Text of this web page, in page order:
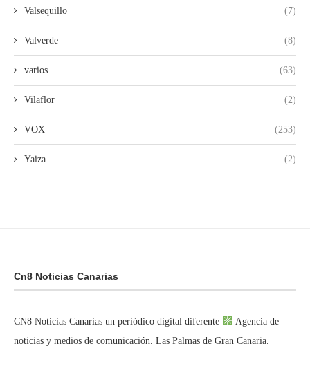
Valsequillo (7)
Valverde (8)
varios (63)
Vilaflor (2)
VOX (253)
Yaiza (2)
Cn8 Noticias Canarias
CN8 Noticias Canarias un periódico digital diferente
Agencia de
noticias y medios de comunicación. Las Palmas de Gran Canaria.